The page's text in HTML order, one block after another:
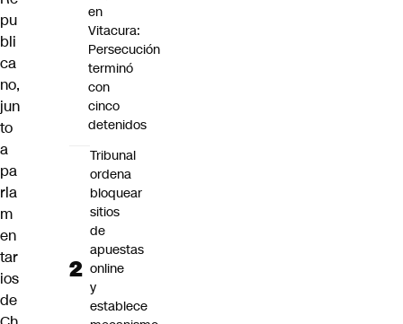
pu
bli
ca
no,
jun
to
a
pa
rla
m
en
tar
ios
de
en
Vitacura:
Persecución
terminó
con
cinco
detenidos
Tribunal
ordena
bloquear
sitios
de
apuestas
online
y
establece